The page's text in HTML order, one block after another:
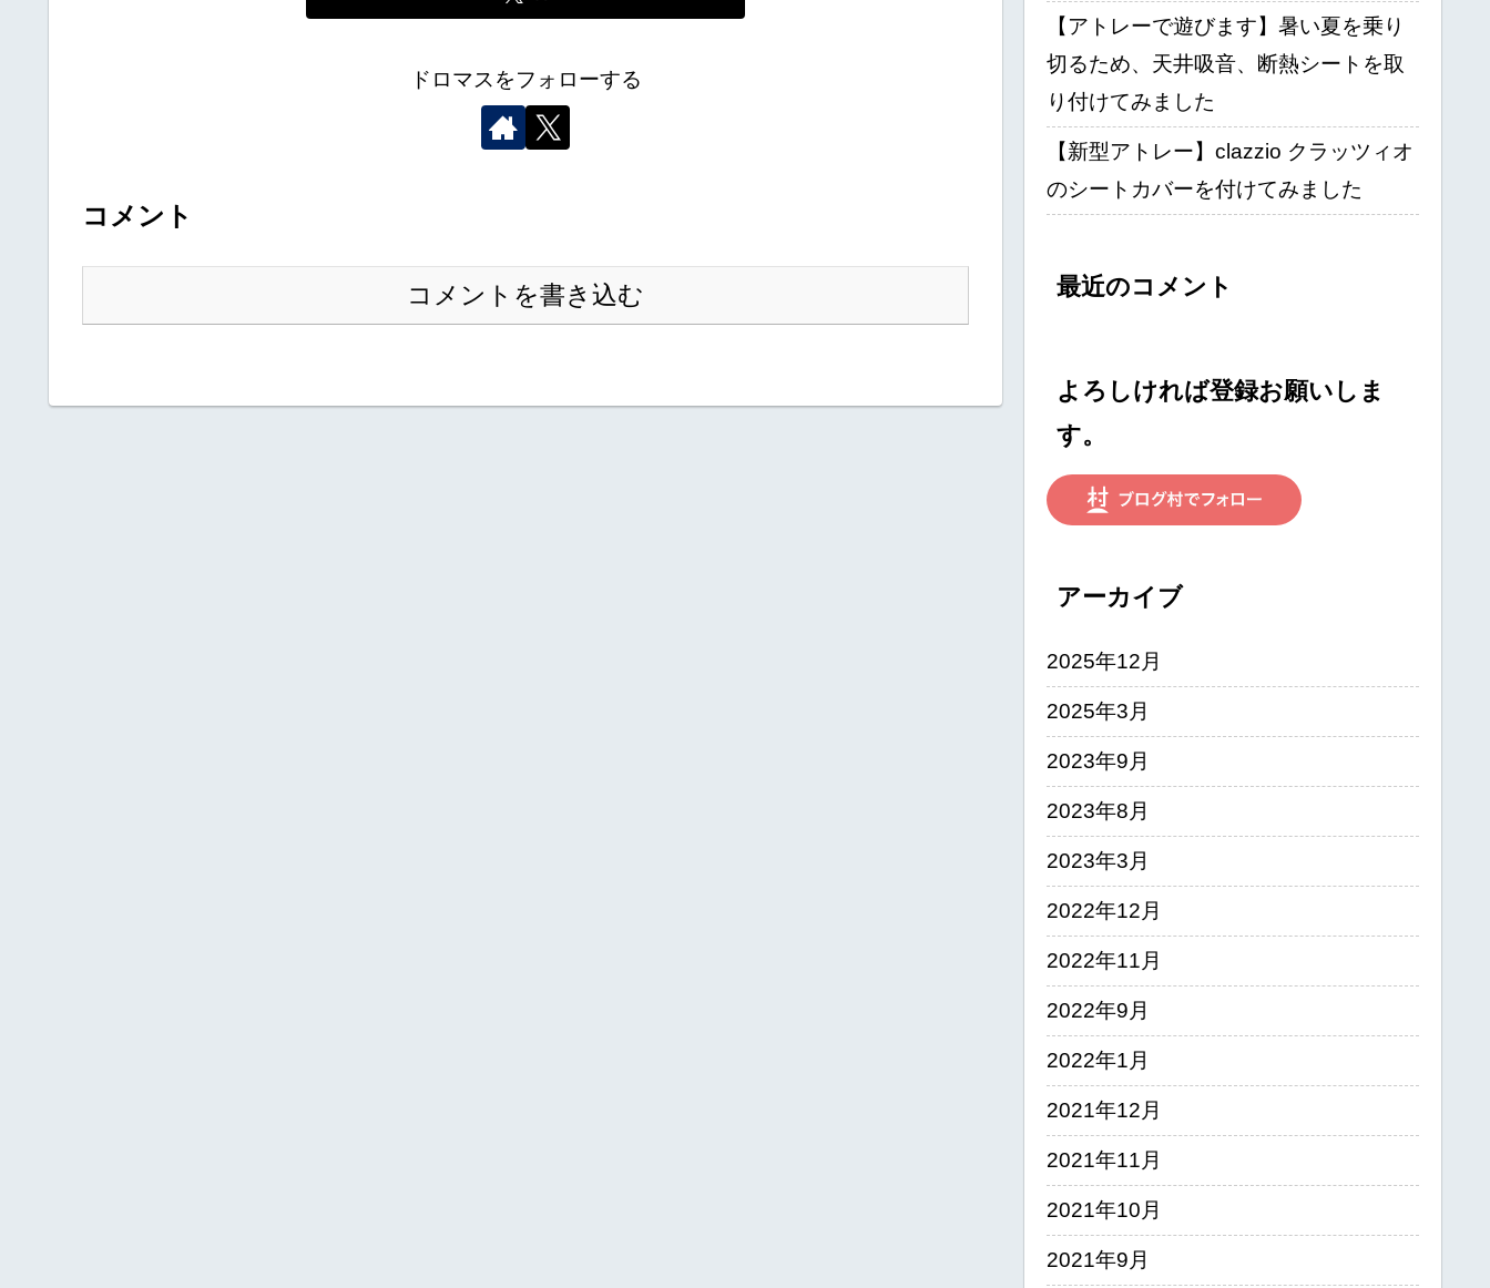
ドロマスをフォローする
コメント
コメントを書き込む
【アトレーで遊びます】暑い夏を乗り
切るため、天井吸音、断熱シートを取
り付けてみました
【新型アトレー】clazzio クラッツィオ
のシートカバーを付けてみました
最近のコメント
よろしければ登録お願いしま
す。
アーカイブ
2025年12月
2025年3月
2023年9月
2023年8月
2023年3月
2022年12月
2022年11月
2022年9月
2022年1月
2021年12月
2021年11月
2021年10月
2021年9月